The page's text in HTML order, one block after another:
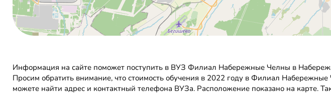
Информация на сайте поможет поступить в ВУЗ Филиал Набережные Челны в
Просим обратить внимание, что стоимость обучения в 2022 году в Филиал
можете найти адрес и контактный телефона ВУЗа. Расположение показано на карте.